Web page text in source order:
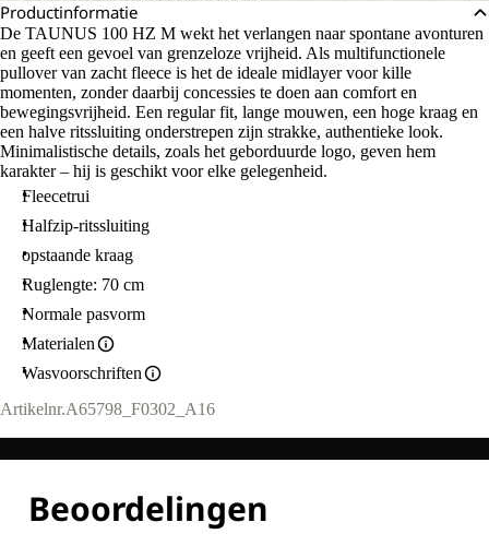
Productinformatie
De TAUNUS 100 HZ M wekt het verlangen naar spontane avonturen
en geeft een gevoel van grenzeloze vrijheid. Als multifunctionele
pullover van zacht fleece is het de ideale midlayer voor kille
momenten, zonder daarbij concessies te doen aan comfort en
bewegingsvrijheid. Een regular fit, lange mouwen, een hoge kraag en
een halve ritssluiting onderstrepen zijn strakke, authentieke look.
Minimalistische details, zoals het geborduurde logo, geven hem
karakter – hij is geschikt voor elke gelegenheid.
Fleecetrui
Halfzip-ritssluiting
opstaande kraag
Ruglengte: 70 cm
Normale pasvorm
Materialen
Wasvoorschriften
Artikelnr.A65798_F0302_A16